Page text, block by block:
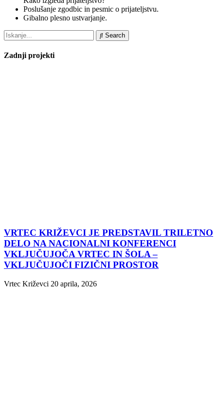
Poslušanje zgodbic in pesmic o prijateljstvu.
Gibalno plesno ustvarjanje.
Search
Zadnji projekti
VRTEC KRIŽEVCI JE PREDSTAVIL TRILETNO
DELO NA NACIONALNI KONFERENCI
VKLJUČUJOČA VRTEC IN ŠOLA –
VKLJUČUJOČI FIZIČNI PROSTOR
Vrtec Križevci 20 aprila, 2026